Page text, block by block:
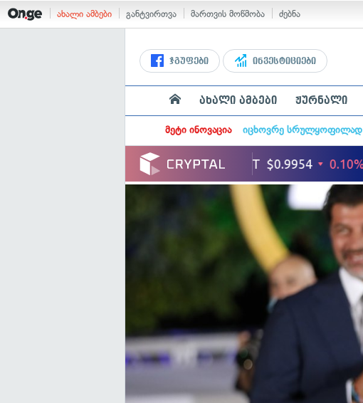
ახალი ამბები განტვირთვა მართვის მოწმობა ძებნა
ჯგუფები ინვესტიციები
ახალი ამბები ჟურნალი
მეტი ინოვაცია იცხოვრე სრულყოფილად